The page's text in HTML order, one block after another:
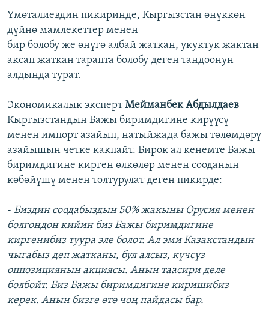
Үмөталиевдин пикиринде, Кыргызстан өнүккөн
дүйнө мамлекеттер менен
бир болобу же өнүгө албай жаткан, укуктук жактан
аксап жаткан тарапта болобу деген тандоонун
алдында турат.
Экономикалык экспертМейманбек Абдылдаев
Кыргызстандын Бажы биримдигине кирүүсү
менен импорт азайып, натыйжада бажы төлөмдөрү
азайышын четке какпайт. Бирок ал кенемте Бажы
биримдигине кирген өлкөлөр менен сооданын
көбөйүшү менен толтурулат деген пикирде:
- Биздин соодабыздын 50% жакыны Орусия менен
болгондон кийин биз Бажы биримдигине
киргенибиз туура эле болот. Ал эми Казакстандын
чыгабыз деп жатканы, бул алсыз, күчсүз
оппозициянын акциясы. Анын таасири деле
болбойт. Биз Бажы биримдигине киришибиз
керек. Анын бизге өтө чоң пайдасы бар.